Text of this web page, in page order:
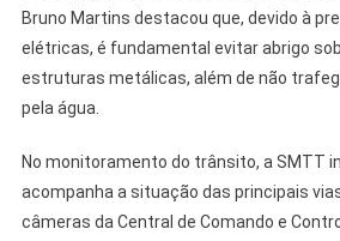
Bruno Martins destacou que, devido à
elétricas, é fundamental evitar abrigo
estruturas metálicas, além de não
pela água.
No monitoramento do trânsito, a SMTT
acompanha a situação das principais
câmeras da Central de Comando e